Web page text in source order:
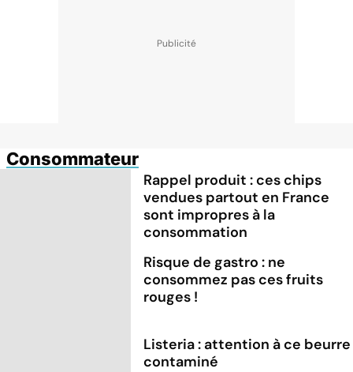
Consommateur
Rappel produit : ces chips
vendues partout en France
sont impropres à la
consommation
Risque de gastro : ne
consommez pas ces fruits
rouges !
Listeria : attention à ce beurre
contaminé